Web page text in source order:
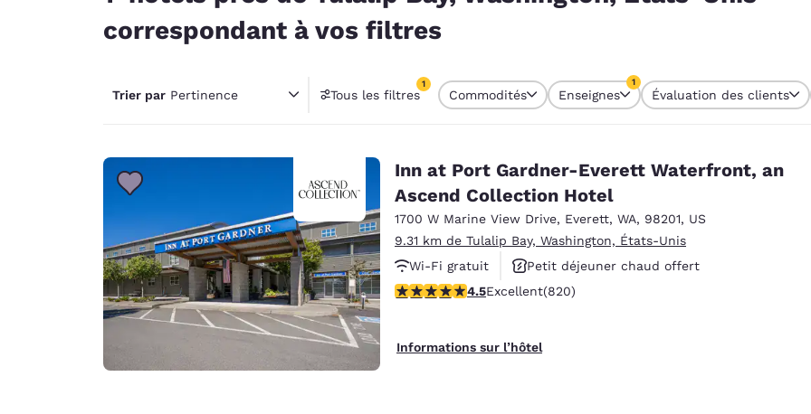
Amériques
United States
América Latina Latin America Canada
Canada
Español English
Deutschland
Deutsch
Germany
English
Spain
English
France
Ireland
correspondant à vos filtres
Trier par Pertinence Tous les filtres
1
1 filtre actuellement sélectionné
Commodités Enseignes
1
Évaluation des clients
Inn at Port Gardner-Everett Waterfront, an
Ascend Collection Hotel
1700 W Marine View Drive, Everett, WA, 98201, US
9.31 km de Tulalip Bay, Washington, États-Unis
Wi-Fi gratuit
Petit déjeuner chaud offert
Animaux acceptés
4.49 étoiles. Excellent. 820 commentaires
4.5Excellent(820)
Informations sur l’hôtel